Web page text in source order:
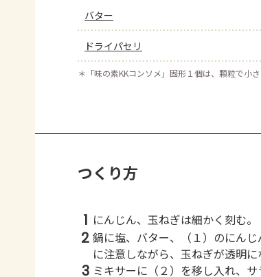
バター
ドライパセリ
＊ 「味の素KKコンソメ」固形１個は、顆粒で小さ
つくり方
1 にんじん、玉ねぎは細かく刻む。
2 鍋に塩、バター、（１）のにん
に注意しながら、玉ねぎが透明に
3 ミキサーに（２）を移し入れ、